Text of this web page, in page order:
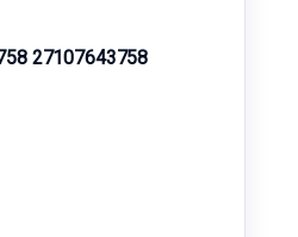
27107643758